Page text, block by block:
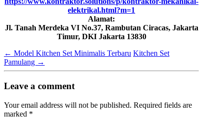
elektrikal.html?m=1
Alamat:
Jl. Tanah Merdeka VI No.37, Rambutan Ciracas, Jakarta
Timur, DKI Jakarta 13830
← Model Kitchen Set Minimalis Terbaru Kitchen Set
Pamulang →
Leave a comment
Your email address will not be published. Required fields are
marked *